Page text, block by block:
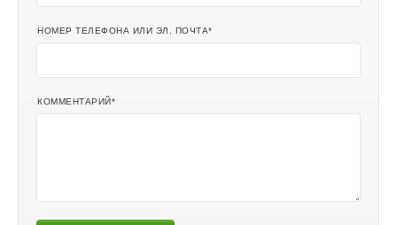
НОМЕР ТЕЛЕФОНА ИЛИ ЭЛ. ПОЧТА
КОММЕНТАРИЙ